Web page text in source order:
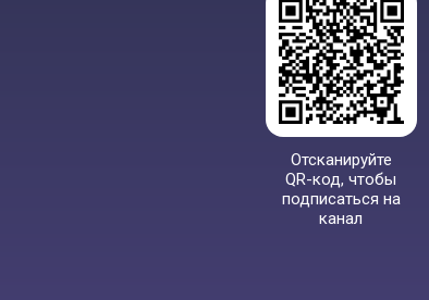
Отсканируйте
QR-код, чтобы
подписаться на
канал